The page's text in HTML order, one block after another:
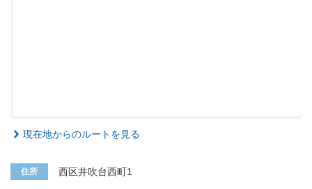
現在地からのルートを見る
住所 西区井吹台西町1